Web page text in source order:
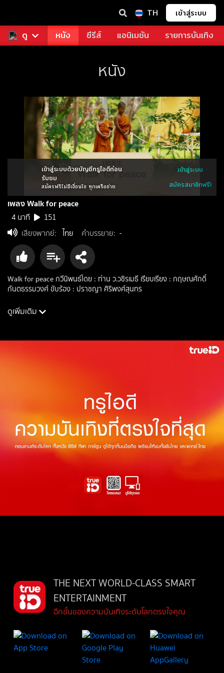
TH เข้าสู่ระบบ
ดูดูฟรี หนัง ซีรีส์ แอนิเมชัน รายการบันเทิง
หนัง
เข้าสู่ระบบด้วยบัญชีทรูไอดีก่อน
รับชม
สมัครฟรีไม่มีเงื่อนไข ทุกเครือข่าย
เข้าสู่ระบบ
สมัครสมาชิกฟรี!
เพลง Walk for peace
4 นาที
151
เสียงพากย์: ไทย คำบรรยาย: -
Walk for peace กวีนิพนธ์โดย : ท่าน ว.วชิรเมธี เรียบเรียง : กฤษณศักดิ์
กันตธรรมวงศ์ ขับร้อง : ปราชญา ศิริพงศ์สุนทร
นักแสดง: ปราชญา ศิริพงศ์สุนทร
ดูเพิ่มเติม
THE NEXT WORLD-CLASS SMART
ENTERTAINMENT
อีกขั้นของความบันเทิงระดับโลกตรงใจคุณ